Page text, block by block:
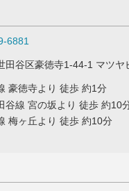
6881
田谷区豪徳寺1-44-1 マツヤ
豪徳寺より 徒歩 約1分
谷線 宮の坂より 徒歩 約10
梅ヶ丘より 徒歩 約10分